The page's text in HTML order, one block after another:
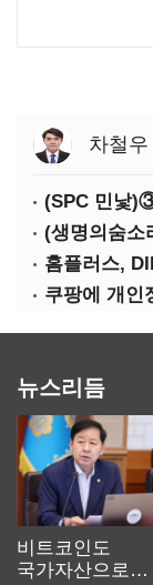
차철우
쿠팡에 개
뉴스리듬
비트코인도
국가자산으로…'